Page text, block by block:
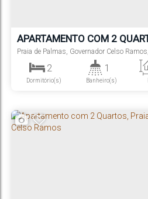
APARTAMENTO COM 2
- GOVERNADOR CELSO
Praia de Palmas, Governador Celso Ramos
2
Dormitório(s)
1
Banheiro(s)